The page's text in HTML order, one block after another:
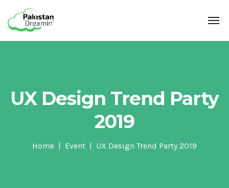
UX Design Trend Party
2019
Home Event UX Design Trend Party 2019